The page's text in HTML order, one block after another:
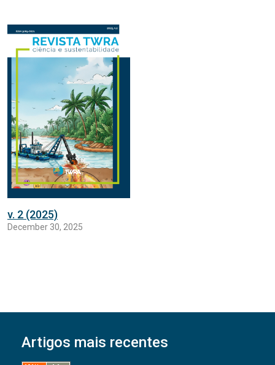
v. 2 (2025)
December 30, 2025
Artigos mais recentes